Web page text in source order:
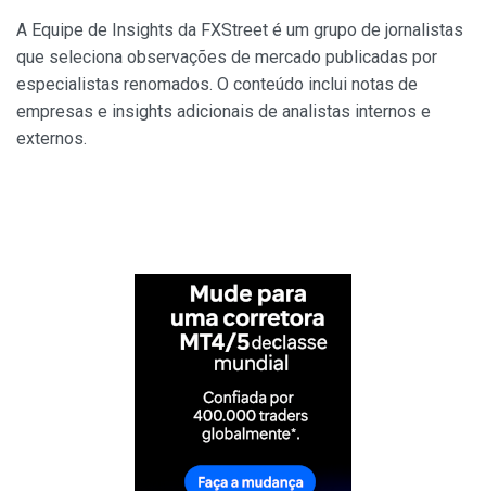
A Equipe de Insights da FXStreet é um grupo de jornalistas
que seleciona observações de mercado publicadas por
especialistas renomados. O conteúdo inclui notas de
empresas e insights adicionais de analistas internos e
externos.